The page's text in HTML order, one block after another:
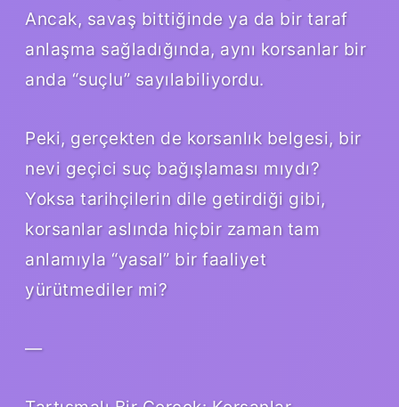
Ancak, savaş bittiğinde ya da bir taraf
anlaşma sağladığında, aynı korsanlar bir
anda “suçlu” sayılabiliyordu.
Peki, gerçekten de korsanlık belgesi, bir
nevi geçici suç bağışlaması mıydı?
Yoksa tarihçilerin dile getirdiği gibi,
korsanlar aslında hiçbir zaman tam
anlamıyla “yasal” bir faaliyet
yürütmediler mi?
—